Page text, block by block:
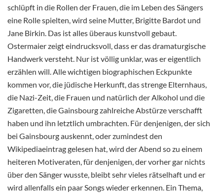
schlüpft in die Rollen der Frauen, die im Leben des Sängers
eine Rolle spielten, wird seine Mutter, Brigitte Bardot und
Jane Birkin. Das ist alles überaus kunstvoll gebaut.
Ostermaier zeigt eindrucksvoll, dass er das dramaturgische
Handwerk versteht. Nur ist völlig unklar, was er eigentlich
erzählen will. Alle wichtigen biographischen Eckpunkte
kommen vor, die jüdische Herkunft, das strenge Elternhaus,
die Nazi-Zeit, die Frauen und natürlich der Alkohol und die
Zigaretten, die Gainsbourg zahlreiche Abstürze verschafft
haben und ihn letztlich umbrachten. Für denjenigen, der sich
bei Gainsbourg auskennt, oder zumindest den
Wikipediaeintrag gelesen hat, wird der Abend so zu einem
heiteren Motiveraten, für denjenigen, der vorher gar nichts
über den Sänger wusste, bleibt sehr vieles rätselhaft und er
wird allenfalls ein paar Songs wieder erkennen. Ein Thema,